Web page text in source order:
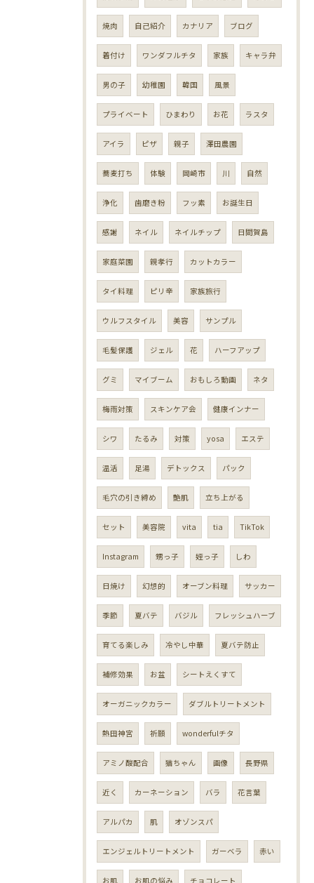
焼肉 自己紹介 カナリア ブログ
着付け ワンダフルチタ 家族 キャラ弁
男の子 幼稚園 韓国 風景
プライベート ひまわり お花 ラスタ
アイラ ピザ 親子 澤田農園
蕎麦打ち 体験 岡崎市 川 自然
浄化 歯磨き粉 フッ素 お誕生日
感謝 ネイル ネイルチップ 日間賀島
家庭菜園 親孝行 カットカラー
タイ料理 ピリ辛 家族旅行
ウルフスタイル 美容 サンプル
毛髪保護 ジェル 花 ハーフアップ
グミ マイブーム おもしろ動画 ネタ
梅雨対策 スキンケア会 健康インナー
シワ たるみ 対策 yosa エステ
温活 足湯 デトックス パック
毛穴の引き締め 艶肌 立ち上がる
セット 美容院 vita tia TikTok
Instagram 甥っ子 姪っ子 しわ
日焼け 幻想的 オーブン料理 サッカー
季節 夏バテ バジル フレッシュハーブ
育てる楽しみ 冷やし中華 夏バテ防止
補修効果 お盆 シートえくすて
オーガニックカラー ダブルトリートメント
熱田神宮 祈願 wonderfulチタ
アミノ酸配合 猫ちゃん 画像 長野県
近く カーネーション バラ 花言葉
アルパカ 肌 オゾンスパ
エンジェルトリートメント ガーベラ 赤い
お肌 お肌の悩み チョコレート